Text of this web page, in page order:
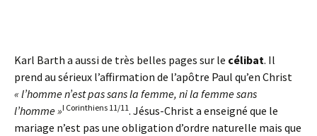
Karl Barth a aussi de très belles pages sur le célibat. Il
prend au sérieux l’affirmation de l’apôtre Paul qu’en Christ
« l’homme n’est pas sans la femme, ni la femme sans
l’homme »I Corinthiens 11/11. Jésus-Christ a enseigné que le
mariage n’est pas une obligation d’ordre naturelle mais que